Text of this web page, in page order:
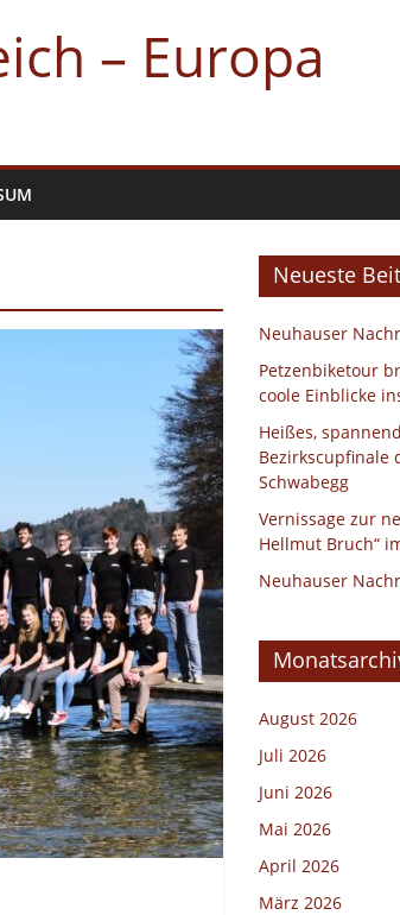
– Europa
Neueste
Neuhauser
Petzenbiketour
coole Einblicke
Heißes,
Bezirkscupfinale
Schwabegg
Vernissage zur
Hellmut Bruch“
Neuhauser
August 2026
Juli 2026
Juni 2026
Mai 2026
April 2026
März 2026